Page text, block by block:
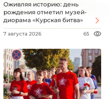
Оживляя историю: день
рождения отметил музей-
диорама «Курская битва»
7 августа 2026 65